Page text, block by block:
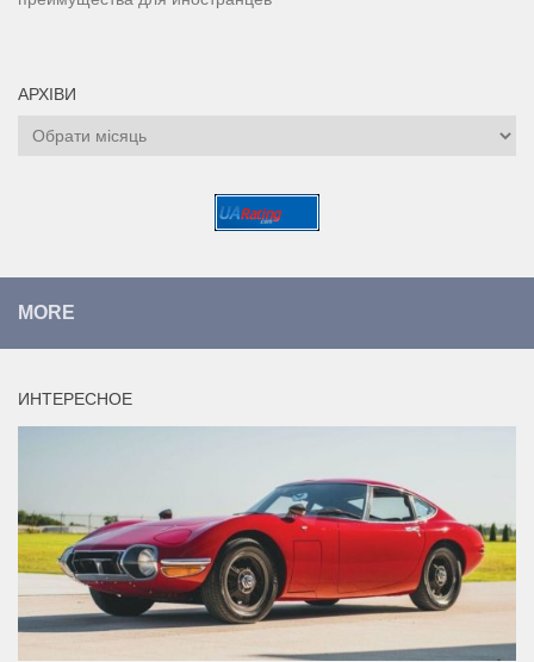
АРХІВИ
Архіви
MORE
ИНТЕРЕСНОЕ